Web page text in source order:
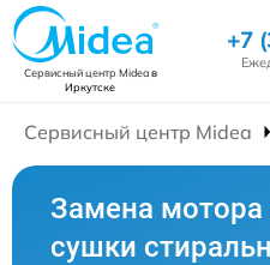
Сервисный центр Mideaв
Иркутске
+7
Сервисный центр Midea
Замена мотора
сушки